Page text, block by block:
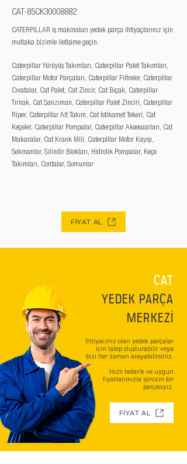
CAT-85CK30008882
CATERPILLAR iş makinaları yedek parça ihtiyaçlarınız için
mutlaka bizimle iletişime geçin.
Caterpillar Yürüyüş Takımları, Caterpillar Palet Takımları,
Caterpillar Motor Parçaları, Caterpillar Filtreler, Caterpillar
Cıvatalar, Cat Palet, Cat Zincir, Cat Bıçak, Caterpillar
Tırnak, Cat Şanzıman, Caterpillar Palet Zinciri, Caterpillar
Riper, Caterpillar Alt Takım, Cat İstikamet Tekeri, Cat
Keçeler, Caterpillar Pompalar, Caterpillar Aksesuarları, Cat
Makaralar, Cat Krank Mili, Caterpillar Motor Kayışı,
Sekmanlar, Silindir Blokları, Hidrolik Pompalar, Keçe
Takımları, Contalar, Somunlar
FİYAT AL
CAT
YEDEK PARÇA
MERKEZİ
İhtiyacınız olan yedek parçalar
için talep oluşturabilir veya
bizi her zaman arayabilirsiniz.
Hızlı tedarik ve uygun
fiyatlarımızla işinizin bir
parçasıyız.
FİYAT AL